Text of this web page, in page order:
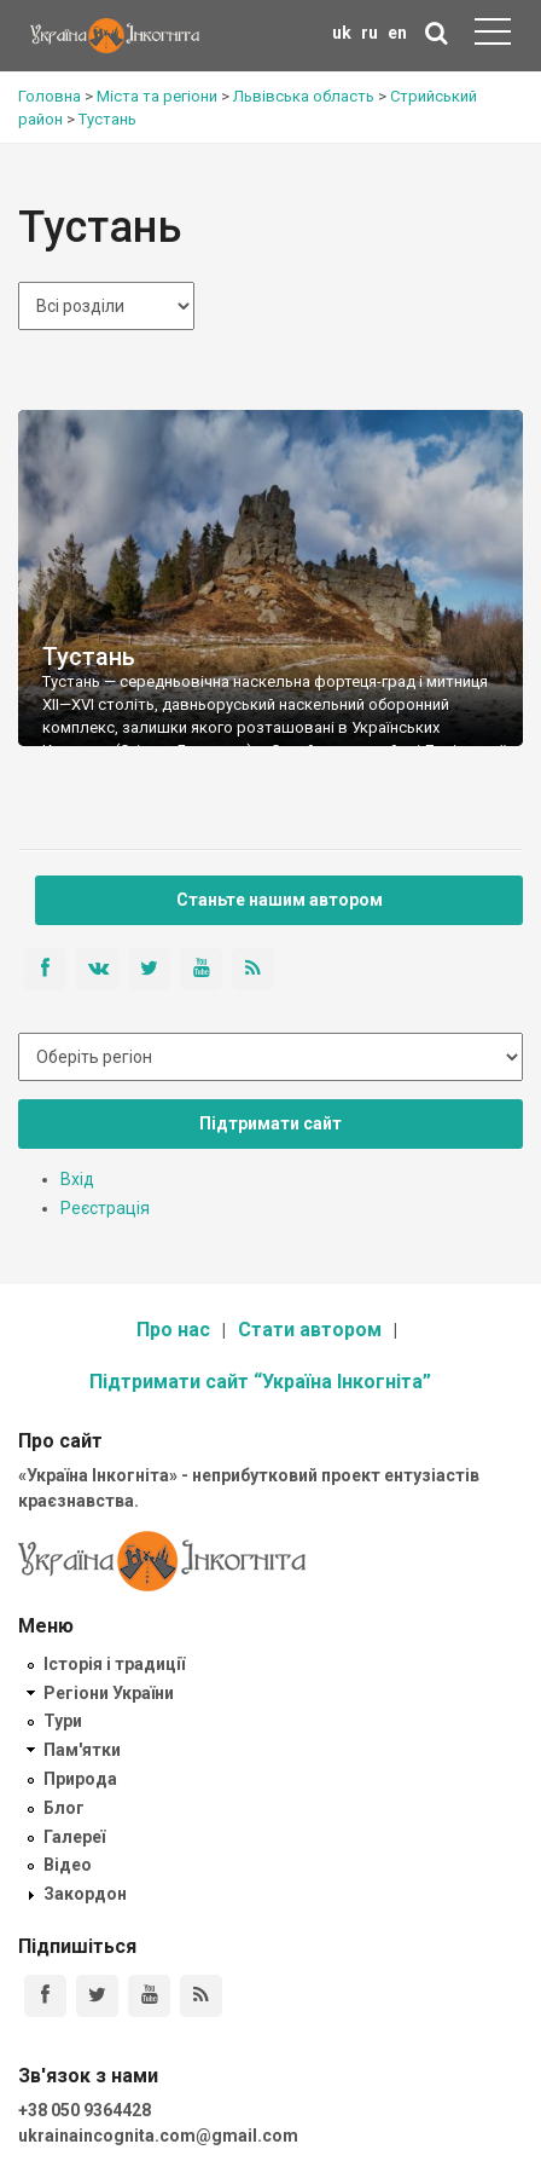
uk ru en
Головна > Міста та регіони >Львівська область > Стрийський
район >Тустань
Тустань
Тустань
Тустань — середньовічна наскельна фортеця-град і митниця
XII—XVI століть, давньоруський наскельний оборонний
комплекс, залишки якого розташовані в Українських
Карпатах (Східних Бескидах), у Стрийському районі Львівської
Станьте нашим автором
Підтримати сайт
Вхід
Реєстрація
Про нас Стати автором
Підтримати сайт “Україна Інкогніта”
Про сайт
«Україна Інкогніта» - неприбутковий проект ентузіастів
краєзнавства.
Меню
Історія і традиції
Регіони України
Тури
Пам'ятки
Природа
Блог
Галереї
Відео
Закордон
Підпишіться
Зв'язок з нами
+38 050 9364428
ukrainaincognita.com@gmail.com